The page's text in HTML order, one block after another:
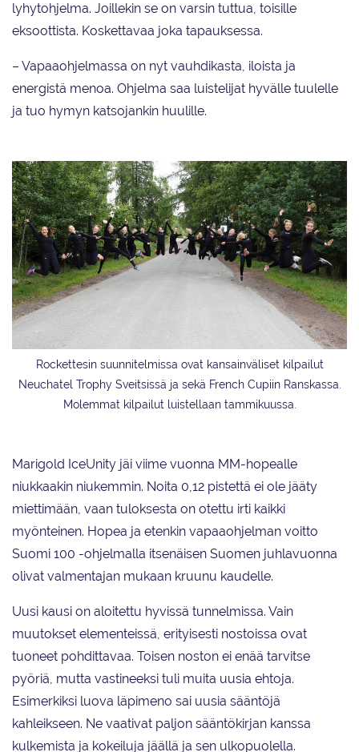
lyhytohjelma. Joillekin se on varsin tuttua, toisille
eksoottista. Koskettavaa joka tapauksessa.
– Vapaaohjelmassa on nyt vauhdikasta, iloista ja
energistä menoa. Ohjelma saa luistelijat hyvälle tuulelle
ja tuo hymyn katsojankin huulille.
Rockettesin suunnitelmissa ovat kansainväliset kilpailut
Neuchatel Trophy Sveitsissä ja sekä French Cupiin Ranskassa.
Molemmat kilpailut luistellaan tammikuussa.
Marigold IceUnity jäi viime vuonna MM-hopealle
niukkaakin niukemmin. Noita 0,12 pistettä ei ole jääty
miettimään, vaan tuloksesta on otettu irti kaikki
myönteinen. Hopea ja etenkin vapaaohjelman voitto
Suomi 100 -ohjelmalla itsenäisen Suomen juhlavuonna
olivat valmentajan mukaan kruunu kaudelle.
Uusi kausi on aloitettu hyvissä tunnelmissa. Vain
muutokset elementeissä, erityisesti nostoissa ovat
tuoneet pohdittavaa. Toisen noston ei enää tarvitse
pyöriä, mutta vastineeksi tuli muita uusia ehtoja.
Esimerkiksi luova läpimeno sai uusia sääntöjä
kahleikseen. Ne vaativat paljon sääntökirjan kanssa
kulkemista ja kokeiluja jäällä ja sen ulkopuolella.